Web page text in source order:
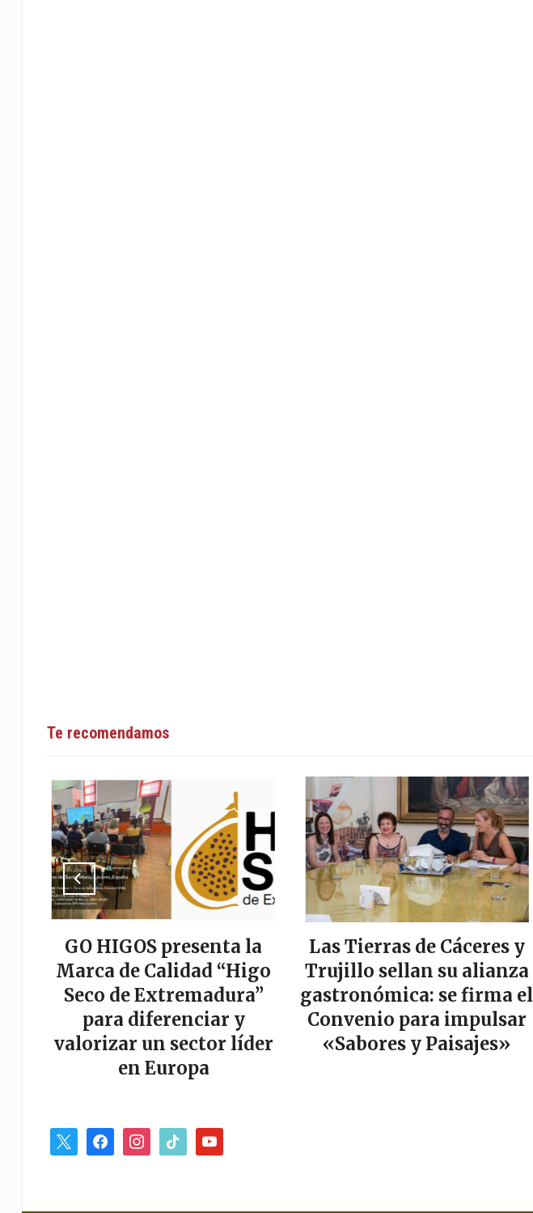
Te recomendamos
GO HIGOS presenta la
Marca de Calidad “Higo
Seco de Extremadura”
para diferenciar y
valorizar un sector líder
en Europa
Las Tierras de Cáceres y
Trujillo sellan su alianza
gastronómica: se firma el
Convenio para impulsar
«Sabores y Paisajes»
facebookinstagram
tiktok youtube